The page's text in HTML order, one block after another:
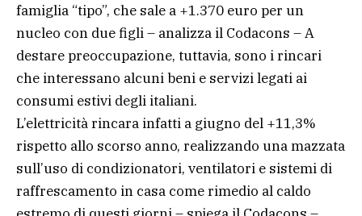
famiglia “tipo”, che sale a +1.370 euro per un
nucleo con due figli – analizza il Codacons – A
destare preoccupazione, tuttavia, sono i rincari
che interessano alcuni beni e servizi legati ai
consumi estivi degli italiani.
L’elettricità rincara infatti a giugno del +11,3%
rispetto allo scorso anno, realizzando una mazzata
sull’uso di condizionatori, ventilatori e sistemi di
raffrescamento in casa come rimedio al caldo